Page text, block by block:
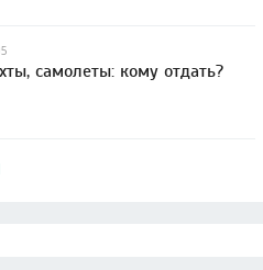
самолеты: кому отдать?